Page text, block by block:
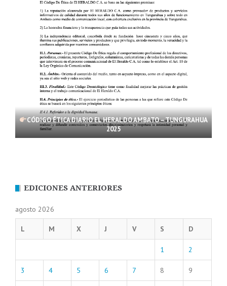
CÓDIGO ÉTICA DIARIO EL HERALDO AMBATO – TUNGURAHUA
2025
EDICIONES ANTERIORES
agosto 2026
L M X J V S D
1 2
3 4 5 6 7 8 9